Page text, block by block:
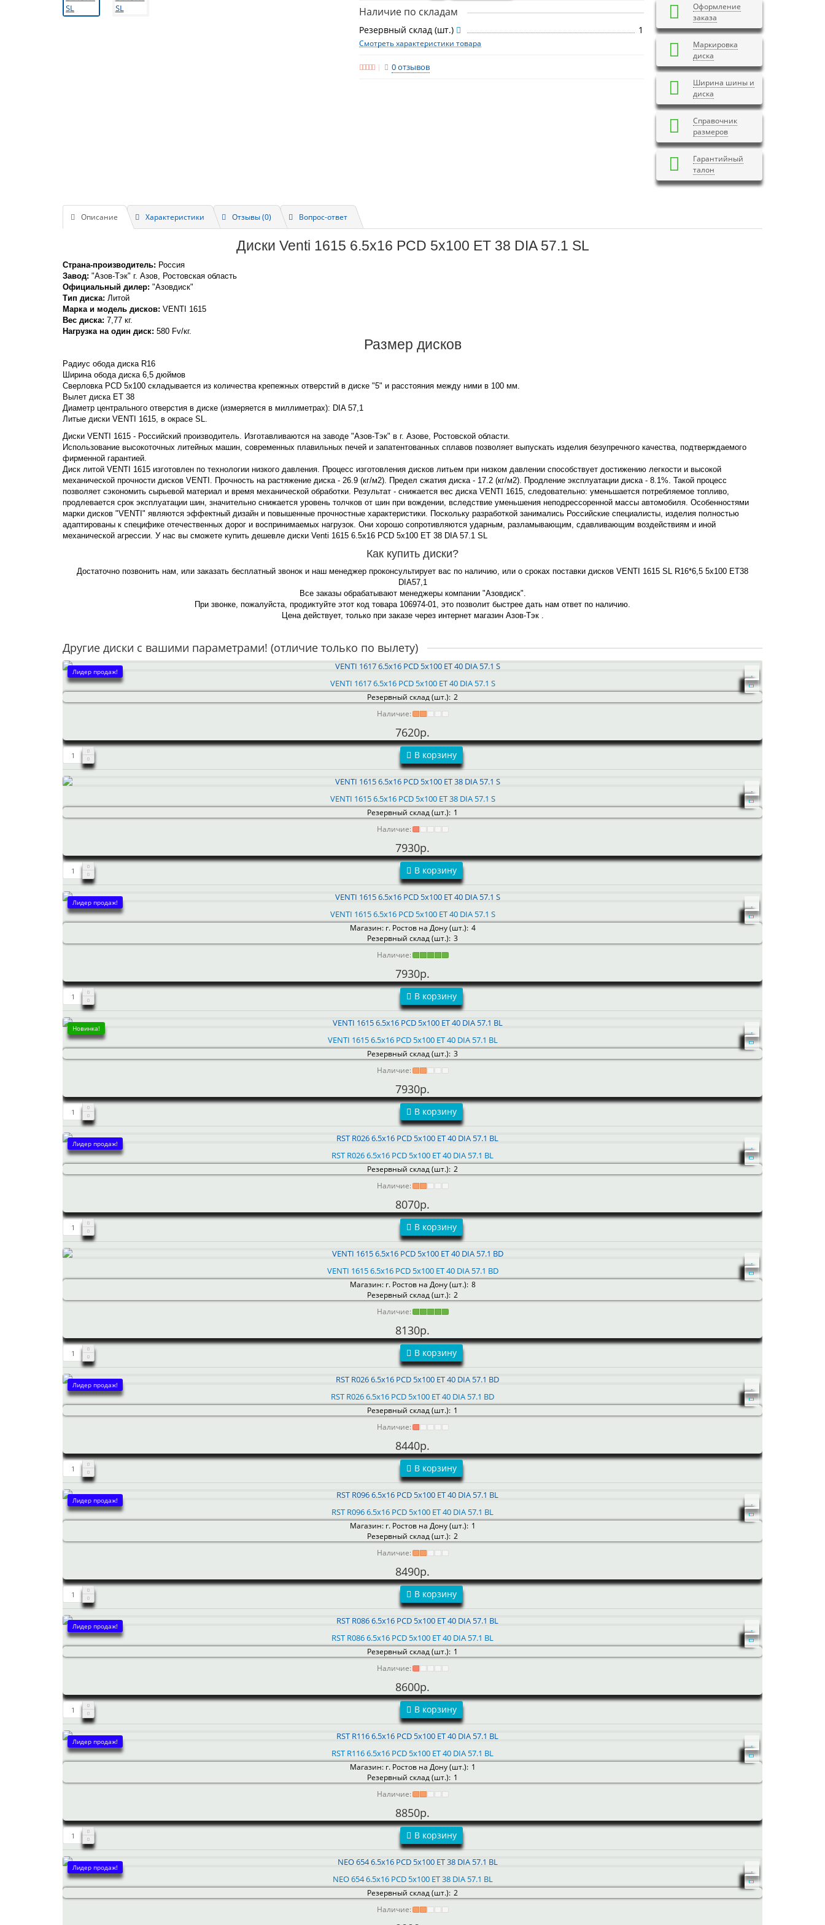
Наличие по складам
Резервный склад (шт.) 1
Смотреть характеристики товара
0 отзывов
Оформление
заказа
Маркировка
диска
Ширина шины и
диска
Справочник
размеров
Гарантийный
талон
Описание Характеристики Отзывы (0) Вопрос-ответ
Диски Venti 1615 6.5x16 PCD 5x100 ET 38 DIA 57.1 SL
Страна-производитель: Россия
Завод: "Азов-Тэк" г. Азов, Ростовская область
Официальный дилер: "Азовдиск"
Тип диска: Литой
Марка и модель дисков: VENTI 1615
Вес диска: 7,77 кг.
Нагрузка на один диск: 580 Fv/кг.
Размер дисков
Радиус обода диска R16
Ширина обода диска 6,5 дюймов
Сверловка PCD 5x100 складывается из количества крепежных отверстий в диске "5" и расстояния между ними в 100 мм.
Вылет диска ET 38
Диаметр центрального отверстия в диске (измеряется в миллиметрах): DIA 57,1
Литые диски VENTI 1615, в окрасе SL.
Диски VENTI 1615 - Российский производитель. Изготавливаются на заводе "Азов-Тэк" в г. Азове, Ростовской области.
Использование высокоточных литейных машин, современных плавильных печей и запатентованных сплавов позволяет выпускать изделия безупречного качества, подтверждаемого
фирменной гарантией.
Диск литой VENTI 1615 изготовлен по технологии низкого давления. Процесс изготовления дисков литьем при низком давлении способствует достижению легкости и высокой
механической прочности дисков VENTI. Прочность на растяжение диска - 26.9 (кг/м2). Предел сжатия диска - 17.2 (кг/м2). Продление эксплуатации диска - 8.1%. Такой процесс
позволяет сэкономить сырьевой материал и время механической обработки. Результат - снижается вес диска VENTI 1615, следовательно: уменьшается потребляемое топливо,
продлевается срок эксплуатации шин, значительно снижается уровень толчков от шин при вождении, вследствие уменьшения неподрессоренной массы автомобиля. Особенностями
марки дисков "VENTI" являются эффектный дизайн и повышенные прочностные характеристики. Поскольку разработкой занимались Российские специалисты, изделия полностью
адаптированы к специфике отечественных дорог и воспринимаемых нагрузок. Они хорошо сопротивляются ударным, разламывающим, сдавливающим воздействиям и иной
механической агрессии. У нас вы сможете купить дешевле диски Venti 1615 6.5x16 PCD 5x100 ET 38 DIA 57.1 SL
Как купить диски?
Достаточно позвонить нам, или заказать бесплатный звонок и наш менеджер проконсультирует вас по наличию, или о сроках поставки дисков VENTI 1615 SL R16*6,5 5x100 ET38
DIA57,1
Все заказы обрабатывают менеджеры компании "Азовдиск".
При звонке, пожалуйста, продиктуйте этот код товара 106974-01, это позволит быстрее дать нам ответ по наличию.
Цена действует, только при заказе через интернет магазин Азов-Тэк .
Другие диски с вашими параметрами! (отличие только по вылету)
Лидер продаж!
VENTI 1617 6.5x16 PCD 5x100 ET 40 DIA 57.1 S
Резервный склад (шт.): 2
Наличие:
7620р.
В корзину
VENTI 1615 6.5x16 PCD 5x100 ET 38 DIA 57.1 S
Резервный склад (шт.): 1
Наличие:
7930р.
В корзину
Лидер продаж!
VENTI 1615 6.5x16 PCD 5x100 ET 40 DIA 57.1 S
Магазин: г. Ростов на Дону (шт.): 4
Резервный склад (шт.): 3
Наличие:
7930р.
В корзину
Новинка!
VENTI 1615 6.5x16 PCD 5x100 ET 40 DIA 57.1 BL
Резервный склад (шт.): 3
Наличие:
7930р.
В корзину
Лидер продаж!
RST R026 6.5x16 PCD 5x100 ET 40 DIA 57.1 BL
Резервный склад (шт.): 2
Наличие:
8070р.
В корзину
VENTI 1615 6.5x16 PCD 5x100 ET 40 DIA 57.1 BD
Магазин: г. Ростов на Дону (шт.): 8
Резервный склад (шт.): 2
Наличие:
8130р.
В корзину
Лидер продаж!
RST R026 6.5x16 PCD 5x100 ET 40 DIA 57.1 BD
Резервный склад (шт.): 1
Наличие:
8440р.
В корзину
Лидер продаж!
RST R096 6.5x16 PCD 5x100 ET 40 DIA 57.1 BL
Магазин: г. Ростов на Дону (шт.): 1
Резервный склад (шт.): 2
Наличие:
8490р.
В корзину
Лидер продаж!
RST R086 6.5x16 PCD 5x100 ET 40 DIA 57.1 BL
Резервный склад (шт.): 1
Наличие:
8600р.
В корзину
Лидер продаж!
RST R116 6.5x16 PCD 5x100 ET 40 DIA 57.1 BL
Магазин: г. Ростов на Дону (шт.): 1
Резервный склад (шт.): 1
Наличие:
8850р.
В корзину
Лидер продаж!
NEO 654 6.5x16 PCD 5x100 ET 38 DIA 57.1 BL
Резервный склад (шт.): 2
Наличие: